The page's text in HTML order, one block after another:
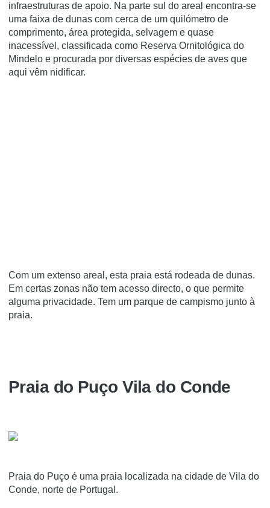
infraestruturas de apoio. Na parte sul do areal encontra-se
uma faixa de dunas com cerca de um quilómetro de
comprimento, área protegida, selvagem e quase
inacessível, classificada como Reserva Ornitológica do
Mindelo e procurada por diversas espécies de aves que
aqui vêm nidificar.
Com um extenso areal, esta praia está rodeada de dunas.
Em certas zonas não tem acesso directo, o que permite
alguma privacidade. Tem um parque de campismo junto à
praia.
Praia do Puço Vila do Conde
Praia do Puço é uma praia localizada na cidade de Vila do
Conde, norte de Portugal.